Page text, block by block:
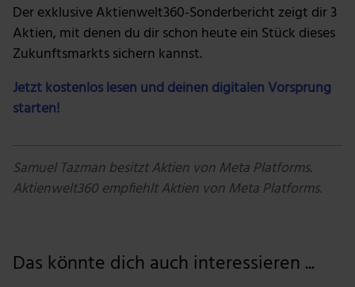
Der exklusive Aktienwelt360-Sonderbericht zeigt dir 3
Aktien, mit denen du dir schon heute ein Stück dieses
Zukunftsmarkts sichern kannst.
Jetzt kostenlos lesen und deinen digitalen Vorsprung
starten!
Samuel Tazman besitzt Aktien von Meta Platforms.
Aktienwelt360 empfiehlt Aktien von Meta Platforms.
Das könnte dich auch interessieren ...